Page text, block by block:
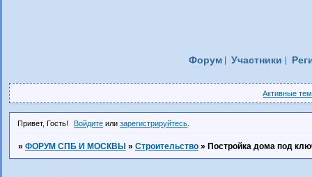
Форум Участники
Активные
Привет, Гость! Войдите илизарегистрируйтесь
» ФОРУМ СПБ И МОСКВЫ » Строительство » Постройка дома под